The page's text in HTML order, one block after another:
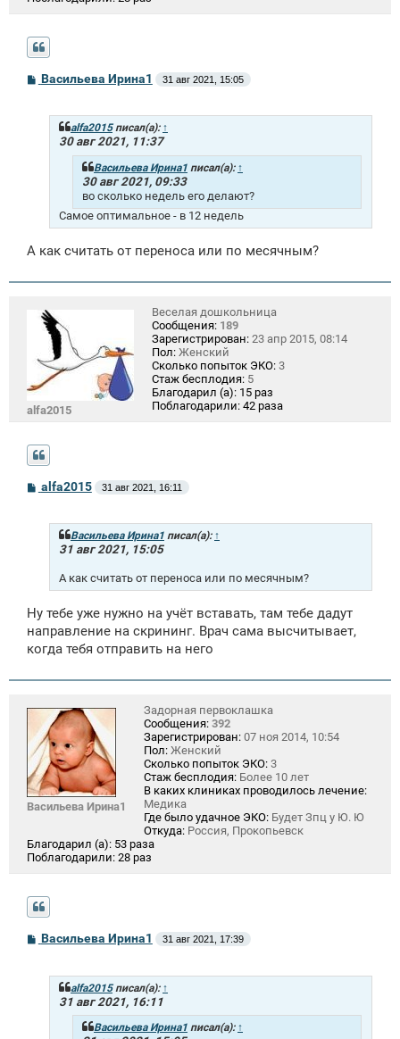
С
о
Васильева Ирина1 31 авг 2021, 15:05
alfa2015писал(а): ↑
30 авг 2021, 11:37
Васильева Ирина1 писал(а): ↑
30 авг 2021, 09:33
во сколько недель его делают?
Самое оптимальное - в 12 недель
А как считать от переноса или по месячным?
alfa2015
Веселая дошкольница
Сообщения: 189
Зарегистрирован: 23 апр 2015, 08:14
Пол: Женский
Сколько попыток ЭКО: 3
Стаж бесплодия: 5
Благодарил (а): 15 раз
Поблагодарили: 42 раза
С
о
alfa2015 31 авг 2021, 16:11
Васильева Ирина1 писал(а): ↑
31 авг 2021, 15:05
А как считать от переноса или по месячным?
Ну тебе уже нужно на учёт вставать, там тебе дадут
направление на скрининг. Врач сама высчитывает,
когда тебя отправить на него
Васильева Ирина1
Задорная первоклашка
Сообщения: 392
Зарегистрирован: 07 ноя 2014, 10:54
Пол: Женский
Сколько попыток ЭКО: 3
Стаж бесплодия: Более 10 лет
В каких клиниках проводилось лечение:
Медика
Где было удачное ЭКО: Будет Зпц у Ю. Ю
Откуда: Россия, Прокопьевск
Благодарил (а): 53 раза
Поблагодарили: 28 раз
СВасильева Ирина1 31 авг 2021, 17:39
alfa2015писал(а): ↑
31 авг 2021, 16:11
Васильева Ирина1 писал(а): ↑